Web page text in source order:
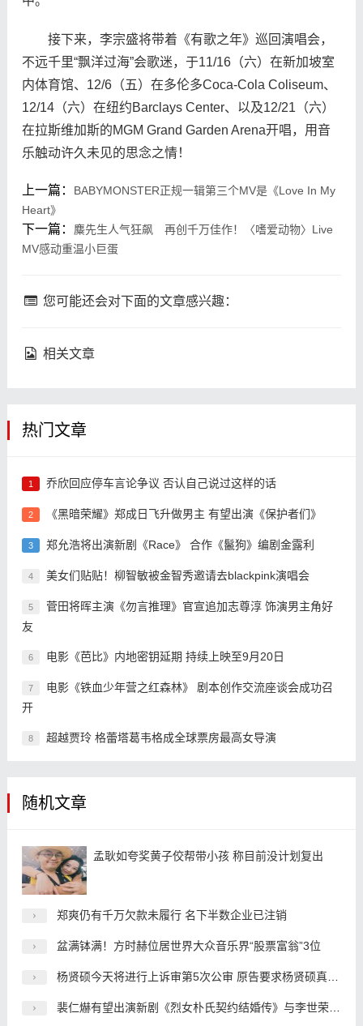
接下来，李宗盛将带着《有歌之年》巡回演唱会，
不远千里“飘洋过海”会歌迷，于11/16（六）在新加坡室
内体育馆、12/6（五）在多伦多Coca-Cola Coliseum、
12/14（六）在纽约Barclays Center、以及12/21（六）
在拉斯维加斯的MGM Grand Garden Arena开唱，用音
乐触动许久未见的思念之情！
上一篇： BABYMONSTER正规一辑第三个MV是《Love In My
Heart》
下一篇： 麋先生人气狂飙 再创千万佳作！〈嗜爱动物〉Live
MV感动重温小巨蛋
您可能还会对下面的文章感兴趣：
相关文章
热门文章
1 乔欣回应停车言论争议 否认自己说过这样的话
2 《黑暗荣耀》郑成日飞升做男主 有望出演《保护者们》
3 郑允浩将出演新剧《Race》 合作《鬣狗》编剧金露利
4 美女们贴贴！柳智敏被金智秀邀请去blackpink演唱会
5
菅田将晖主演《勿言推理》官宣追加志尊淳 饰演男主角好
友
6 电影《芭比》内地密钥延期 持续上映至9月20日
7
电影《铁血少年营之红森林》 剧本创作交流座谈会成功召
开
8 超越贾玲 格蕾塔葛韦格成全球票房最高女导演
随机文章
孟耿如夸奖黄子佼帮带小孩 称目前没计划复出
郑爽仍有千万欠款未履行 名下半数企业已注销
盆满钵满！方时赫位居世界大众音乐界“股票富翁”3位
杨贤硕今天将进行上诉审第5次公审 原告要求杨贤硕真心道歉
裴仁爀有望出演新剧《烈女朴氏契约结婚传》与李世荣搭档